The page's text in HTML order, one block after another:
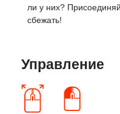
ли у них?
сбежать!
Управление